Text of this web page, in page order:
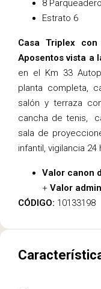
8
Estrato 6
Casa Triplex
Aposentos vista a
en el Km 33
planta completa,
salón y terraza
cancha de tenis,
sala de
infantil, vigilancia
Valor canon
+ Valor
CÓDIGO: 10133198